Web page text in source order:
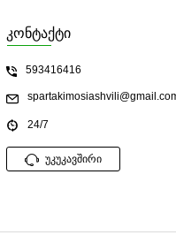
კონტაქტი
593416416
24/7
უკუკავშირი